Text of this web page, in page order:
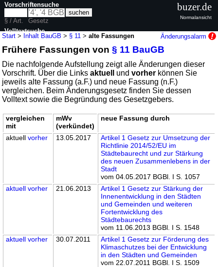
Start > Inhalt BauGB > § 11 >alte Fassungen Änderungsalarm
Frühere Fassungen von§ 11 BauGB
Die nachfolgende Aufstellung zeigt alle Änderungen dieser
Vorschrift. Über die Linksaktuell undvorher können Sie
jeweils alte Fassung (a.F.) und neue Fassung (n.F.)
vergleichen. Beim Änderungsgesetz finden Sie dessen
Volltext sowie die Begründung des Gesetzgebers.
vergleichen
mit
mWv
(verkündet)
neue Fassung durch
aktuellvorher 13.05.2017
Artikel 1 Gesetz zur Umsetzung der
Richtlinie 2014/52/EU im
Städtebaurecht und zur Stärkung
des neuen Zusammenlebens in der
Stadt
vom 04.05.2017 BGBl. I S. 1057
aktuell vorher 21.06.2013
Artikel 1 Gesetz zur Stärkung der
Innenentwicklung in den Städten
und Gemeinden und weiteren
Fortentwicklung des
Städtebaurechts
vom 11.06.2013 BGBl. I S. 1548
aktuell vorher 30.07.2011
Artikel 1 Gesetz zur Förderung des
Klimaschutzes bei der Entwicklung
in den Städten und Gemeinden
vom 22.07.2011 BGBl. I S. 1509
Vorschriftensuche
§ / Art.
Gesetz
Volltextsuche
nur in BauGB
buzer.de
Normalansicht